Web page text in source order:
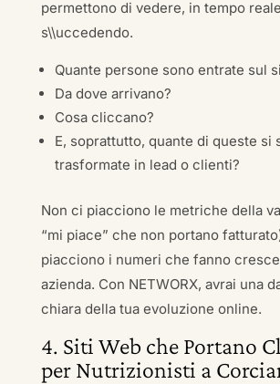
permettono di vedere, in tempo
s\\uccedendo.
Quante persone sono entrate sul
Da dove arrivano?
Cosa cliccano?
E, soprattutto, quante di queste si
trasformate in lead o clienti?
Non ci piacciono le metriche della
“mi piace” che non portano
piacciono i numeri che fanno
azienda. Con NETWORX, avrai una
chiara della tua evoluzione online.
4. Siti Web che Portano
per Nutrizionisti a